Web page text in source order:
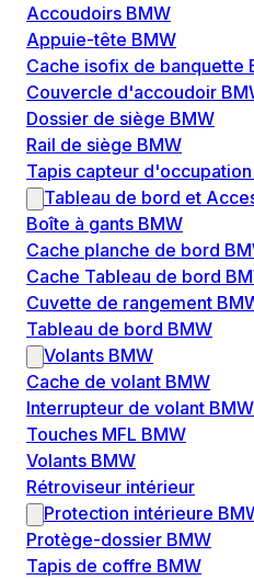
Accoudoirs BMW
Appuie-tête BMW
Cache isofix de banquette
Couvercle d'accoudoir
Dossier de siège BMW
Rail de siège BMW
Tapis capteur
Tableau de bord et
Boîte à gants BMW
Cache planche de bord
Cache Tableau de bord
Cuvette de rangement
Tableau de bord BMW
Volants BMW
Cache de volant BMW
Interrupteur de volant BMW
Touches MFL BMW
Volants BMW
Rétroviseur intérieur
Protection intérieure
Protège-dossier BMW
Tapis de coffre BMW